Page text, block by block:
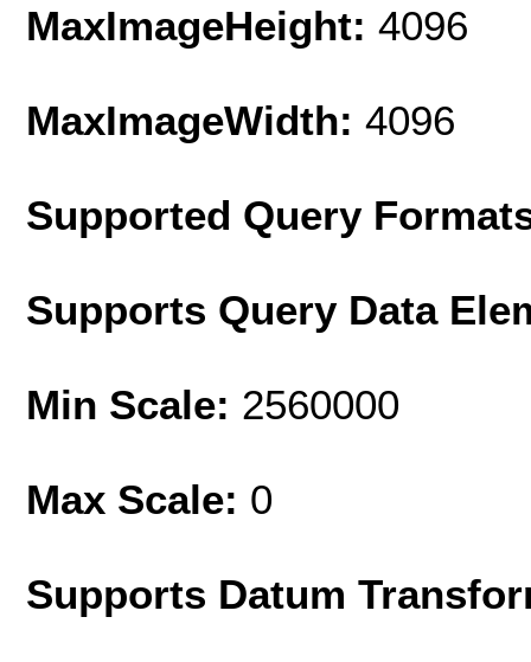
MaxImageHeight: 4096
MaxImageWidth: 4096
Supported Query
Supports Query Data
Min Scale: 2560000
Max Scale: 0
Supports Datum